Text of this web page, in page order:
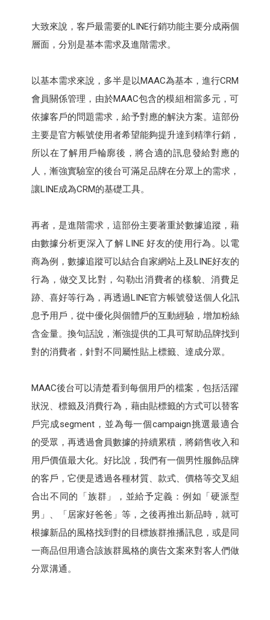
大致來說，客戶最需要的LINE行銷功能主要分成兩個
層面，分別是基本需求及進階需求。
以基本需求來說，多半是以MAAC為基本，進行CRM
會員關係管理，由於MAAC包含的模組相當多元，可
依據客戶的問題需求，給予對應的解決方案。這部份
主要是官方帳號使用者希望能夠提升達到精準行銷，
所以在了解用戶輪廓後，將合適的訊息發給對應的
人，漸強實驗室的後台可滿足品牌在分眾上的需求，
讓LINE成為CRM的基礎工具。
再者，是進階需求，這部份主要著重於數據追蹤，藉
由數據分析更深入了解 LINE 好友的使用行為。以電
商為例，數據追蹤可以結合自家網站上及LINE好友的
行為，做交叉比對，勾勒出消費者的樣貌、消費足
跡、喜好等行為，再透過LINE官方帳號發送個人化訊
息予用戶，從中優化與個體戶的互動經驗，增加粉絲
含金量。換句話說，漸強提供的工具可幫助品牌找到
對的消費者，針對不同屬性貼上標籤、達成分眾。
MAAC後台可以清楚看到每個用戶的檔案，包括活躍
狀況、標籤及消費行為，藉由貼標籤的方式可以替客
戶完成segment，並為每一個campaign挑選最適合
的受眾，再透過會員數據的持續累積，將銷售收入和
用戶價值最大化。好比說，我們有一個男性服飾品牌
的客戶，它便是透過各種材質、款式、價格等交叉組
合出不同的「族群」，並給予定義：例如「硬派型
男」、「居家好爸爸」等，之後再推出新品時，就可
根據新品的風格找到對的目標族群推播訊息，或是同
一商品但用適合該族群風格的廣告文案來對客人們做
分眾溝通。